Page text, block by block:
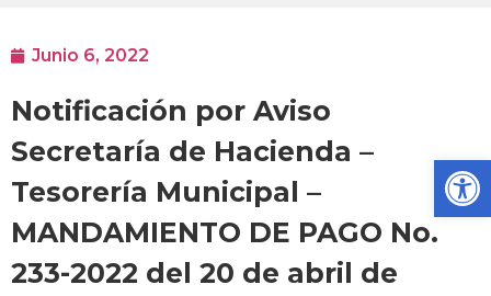
Junio 6, 2022
Notificación por Aviso
Secretaría de Hacienda –
Tesorería Municipal –
MANDAMIENTO DE PAGO No.
233-2022 del 20 de abril de